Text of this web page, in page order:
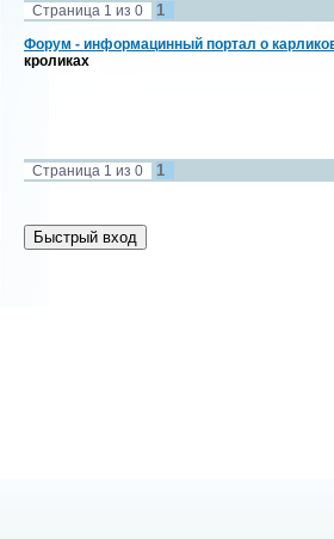
Страница 1 из 0 1
Форум - информацинный портал о
кроликах
Страница 1 из 0 1